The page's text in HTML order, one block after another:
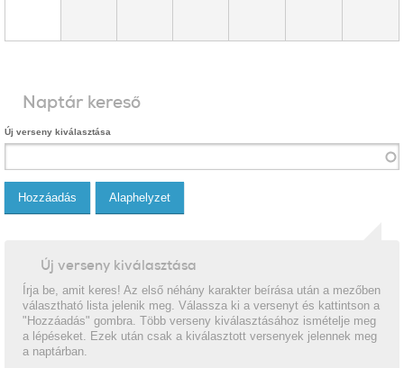
Naptár kereső
Új verseny kiválasztása
Új verseny kiválasztása
Írja be, amit keres! Az első néhány karakter beírása után a mezőben
választható lista jelenik meg. Válassza ki a versenyt és kattintson a
"Hozzáadás" gombra. Több verseny kiválasztásához ismételje meg
a lépéseket. Ezek után csak a kiválasztott versenyek jelennek meg
a naptárban.